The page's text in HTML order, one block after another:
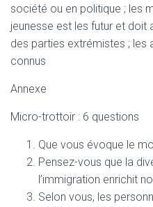
société ou en politique ; les
jeunesse est les futur et doit
des parties extrémistes ;
connus
Annexe
Micro-trottoir : 6 questions
Que vous évoque le
Pensez-vous que la
l’immigration enrichit
Selon vous, les